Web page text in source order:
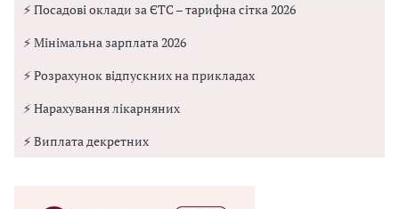
⚡ Посадові оклади за ЄТС – тарифна сітка 2026
⚡ Мінімальна зарплата 2026
⚡ Розрахунок відпускних на прикладах
⚡ Нарахування лікарняних
⚡ Виплата декретних